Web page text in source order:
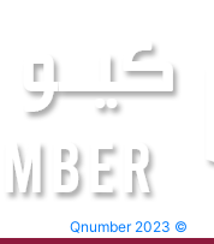
Qnumber 2023 ©